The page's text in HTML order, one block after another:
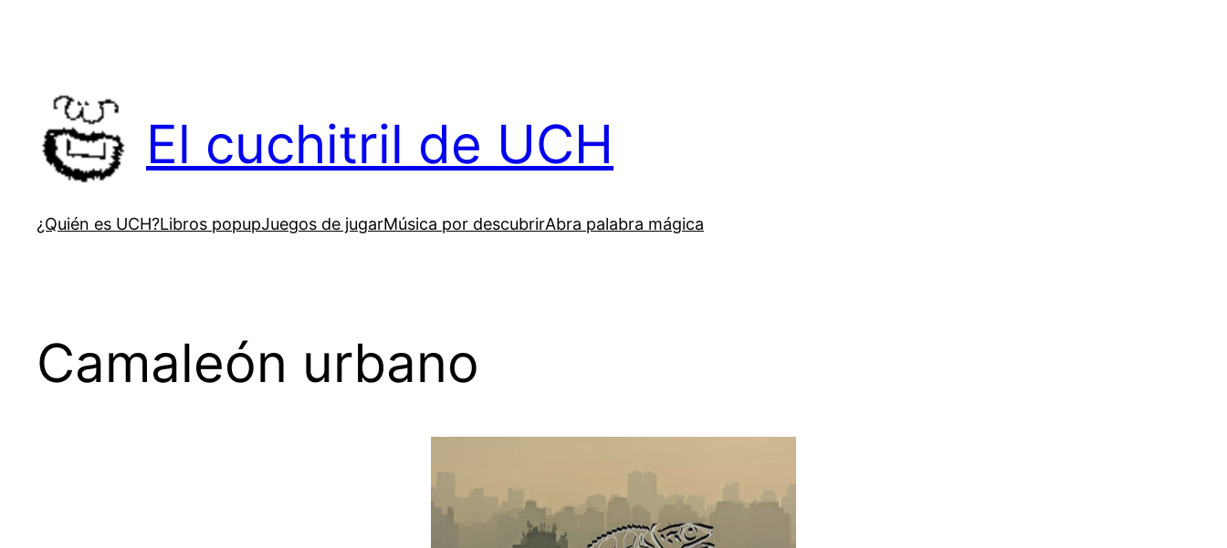
El cuchitril de UCH
¿Quién es UCH?Libros popupJuegos de jugarMúsica por descubrirAbra palabra mágica
Camaleón urbano